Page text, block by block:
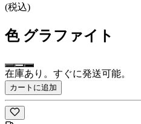
(税込)
色 グラファイト
在庫あり。すぐに発送可能。
カートに追加